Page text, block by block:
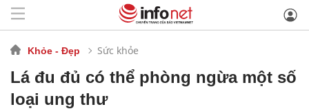
Khỏe - Đẹp Sức khỏe
Lá đu đủ có thể phòng ngừa một số
loại ung thư